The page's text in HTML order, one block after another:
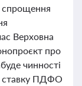
спрощення
Верховна
про
чинності
ставку ПДФО